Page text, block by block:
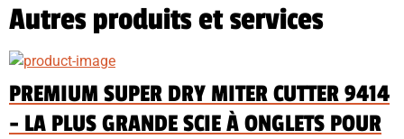
Autres produits et services
PREMIUM SUPER DRY MITER CUTTER 9414
- LA PLUS GRANDE SCIE À ONGLETS POUR